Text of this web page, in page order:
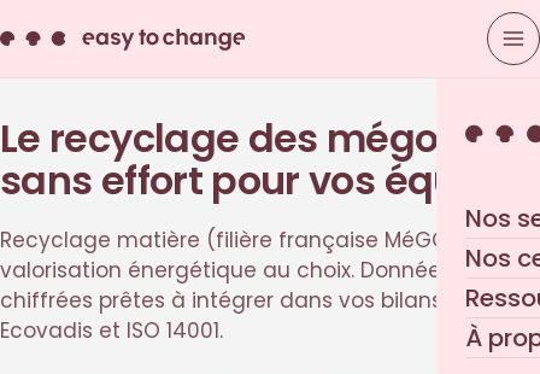
Nos
Nos
À
Le recyclage des mégots,
sans effort pour vos équipes
Recyclage matière (filière française MéGO!) ou
valorisation énergétique au choix. Données
chiffrées prêtes à intégrer dans vos bilans CSRD,
Ecovadis et ISO 14001.